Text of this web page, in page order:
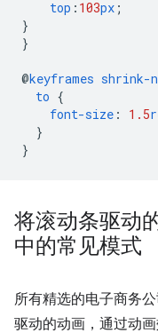
top : 103px ;
}
}
@keyframes shrink-
to {
font-size : 1.5
}
}
将滚动条驱动
中的常见模式
所有精选的电子商务
驱动的动画，通过动